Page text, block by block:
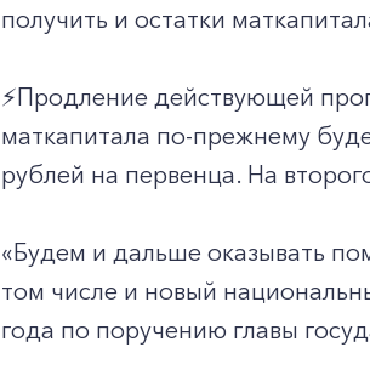
получить и остатки
⚡️Продление действующей
маткапитала по-прежнему
рублей на первенца. На
«Будем и дальше оказывать
том числе и новый
года по поручению главы